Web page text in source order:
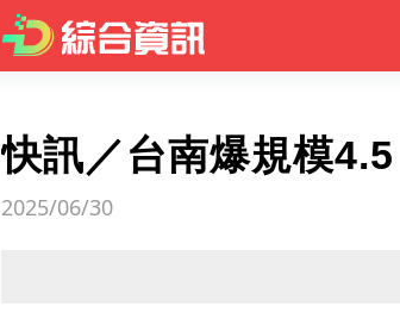
快訊／台南爆規模
2025/06/30